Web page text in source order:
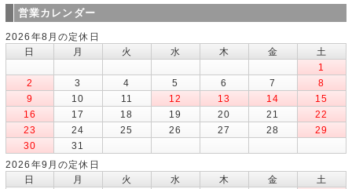
営業カレンダー
2026年8月の定休日
日
月 火 水 木 金
土
1
2
3 4 5 6 7
8
9
10 11 12 13 14
15
16
17 18 19 20 21
22
23
24 25 26 27 28
29
30
31
2026年9月の定休日
日
月 火 水 木 金
土